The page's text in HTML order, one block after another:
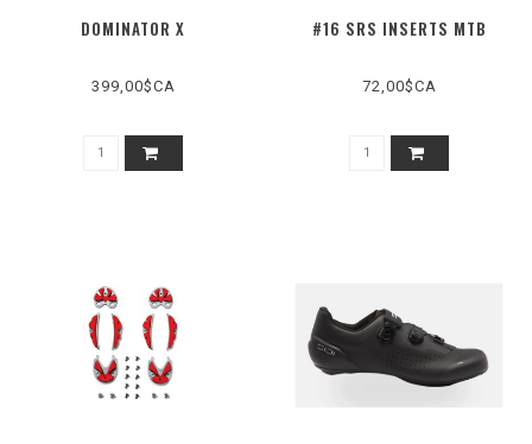
DOMINATOR X
399,00$CA
#16 SRS INSERTS MTB
72,00$CA